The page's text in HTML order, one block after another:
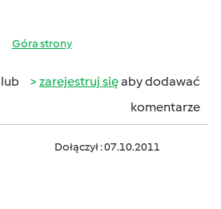
Góra strony
lub zarejestruj sięaby dodawać
komentarze
Dołączył : 07.10.2011